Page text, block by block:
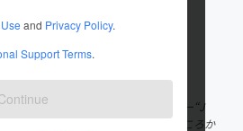
and Privacy Policy.
Support Terms.
クトを投稿しています
定
定
東京都千代田区西神田のダーツバー“J
１２年間の水商売経験の後、学生のころか